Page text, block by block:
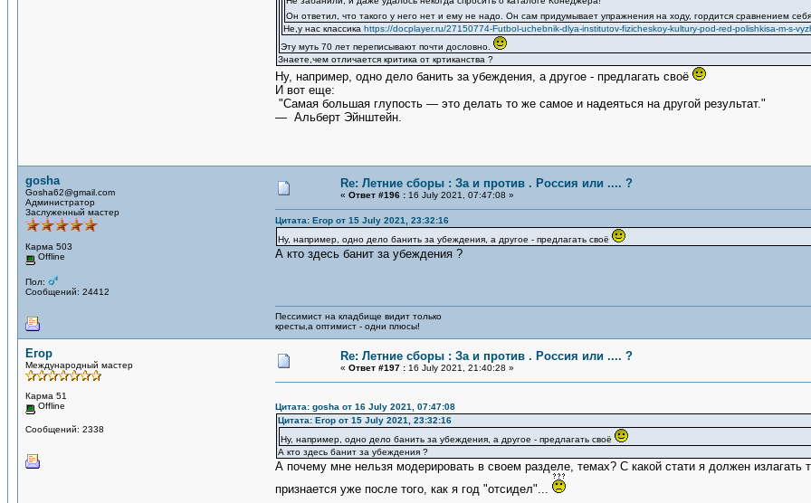
Он ответил, что такого у него нет и ему не надо. Он сам придумывает упражнения на ходу, гордится сравнением
Не,у нас классика https://docplayer.ru/27150774-Futbol-uchebnik-dlya-institutov-fizicheskoy-kultury-pod-red-polishkisa-m-s-
Эту муть 70 лет переписывают почти дословно.
Знаете,чем отличается критика от кртиканства ?
Ну, например, одно дело банить за убеждения, а другое - предлагать своё
И вот еще:
"Самая большая глупость — это делать то же самое и надеяться на другой результат."
— Альберт Эйнштейн.
gosha
Gosha62@gmail.com
Администратор
Заслуженный мастер
Карма 503
Offline
Пол:
Сообщений: 24412
Re: Летние сборы : За и против . Россия или .... ?
« Ответ #196 : 16 July 2021, 07:47:08 »
Цитата: Егор от 15 July 2021, 23:32:16
Ну, например, одно дело банить за убеждения, а другое - предлагать своё
А кто здесь банит за убеждения ?
Пессимист на кладбище видит только
кресты,а оптимист - одни плюсы!
Егор
Международный мастер
Карма 51
Offline
Сообщений: 2338
Re: Летние сборы : За и против . Россия или .... ?
« Ответ #197 : 16 July 2021, 21:40:28 »
Цитата: gosha от 16 July 2021, 07:47:08
Цитата: Егор от 15 July 2021, 23:32:16
Ну, например, одно дело банить за убеждения, а другое - предлагать своё
А кто здесь банит за убеждения ?
А почему мне нельзя модерировать в своем разделе, темах? С какой стати я должен
признается уже после того, как я год "отсидел"...